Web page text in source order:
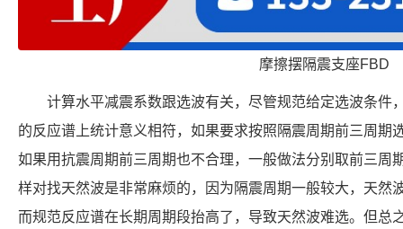
摩擦摆隔震支座FBD
计算水平减震系数跟选波有关，尽管规范给定选波条件
的反应谱上统计意义相符，如果要求按照隔震周期前三周期
如果用抗震周期前三周期也不合理，一般做法分别取前三周
样对找天然波是非常麻烦的，因为隔震周期一般较大，天然
而规范反应谱在长期周期段抬高了，导致天然波难选。但总